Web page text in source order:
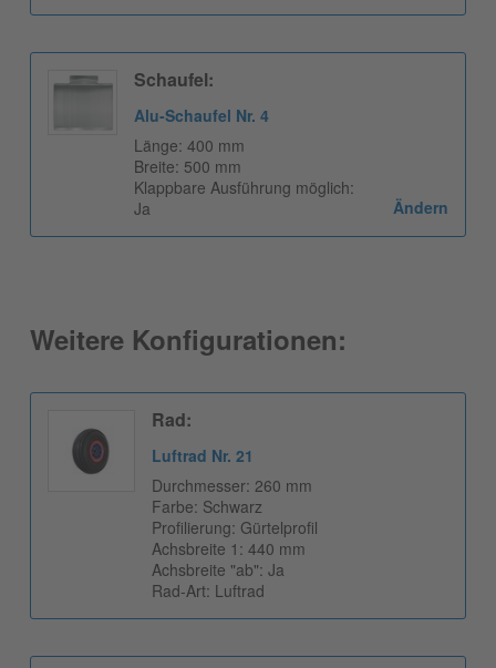
Schaufel:
Alu-Schaufel Nr. 4
Länge: 400 mm
Breite: 500 mm
Klappbare Ausführung möglich:
Ja
Ändern
Weitere Konfigurationen:
Rad:
Luftrad Nr. 21
Durchmesser: 260 mm
Farbe: Schwarz
Profilierung: Gürtelprofil
Achsbreite 1: 440 mm
Achsbreite "ab": Ja
Rad-Art: Luftrad